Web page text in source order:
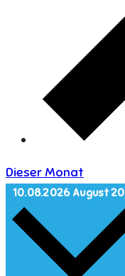
Dieser Monat
10.08.2026 August